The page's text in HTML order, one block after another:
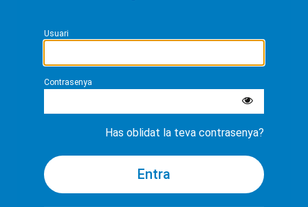
Usuari
Contrasenya
Has oblidat la teva contrasenya?